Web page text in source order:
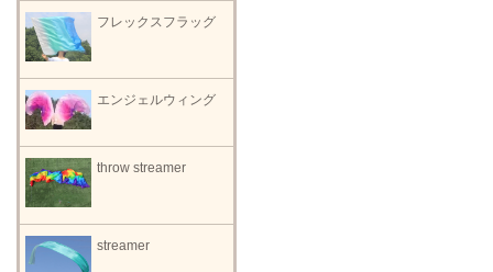
フレックスフラッグ
エンジェルウィング
throw streamer
streamer